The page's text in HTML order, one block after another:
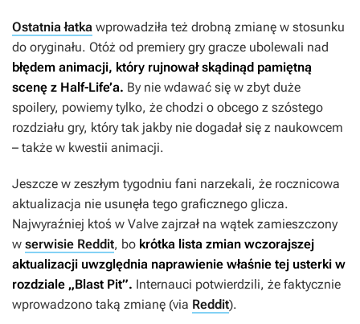
Ostatnia łatka wprowadziła też drobną zmianę w stosunku
do oryginału. Otóż od premiery gry gracze ubolewali nad
błędem animacji, który rujnował skądinąd pamiętną
scenę z Half-Life’a. By nie wdawać się w zbyt duże
spoilery, powiemy tylko, że chodzi o obcego z szóstego
rozdziału gry, który tak jakby nie dogadał się z naukowcem
– także w kwestii animacji.
Jeszcze w zeszłym tygodniu fani narzekali, że rocznicowa
aktualizacja nie usunęła tego graficznego glicza.
Najwyraźniej ktoś w Valve zajrzał na wątek zamieszczony
w serwisie Reddit, bo krótka lista zmian wczorajszej
aktualizacji uwzględnia naprawienie właśnie tej usterki w
rozdziale „Blast Pit”. Internauci potwierdzili, że faktycznie
wprowadzono taką zmianę (via Reddit).